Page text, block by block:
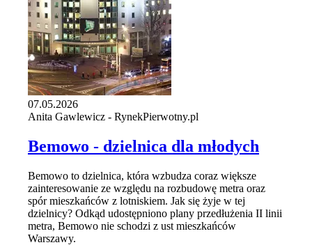
07.05.2026
Anita Gawlewicz - RynekPierwotny.pl
Bemowo - dzielnica dla młodych
Bemowo to dzielnica, która wzbudza coraz większe
zainteresowanie ze względu na rozbudowę metra oraz
spór mieszkańców z lotniskiem. Jak się żyje w tej
dzielnicy? Odkąd udostępniono plany przedłużenia II linii
metra, Bemowo nie schodzi z ust mieszkańców
Warszawy.